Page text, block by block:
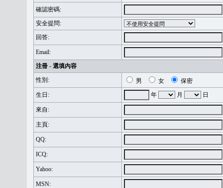
確認密碼:
安全提問:
回答:
Email:
注冊 - 選填內容
性別:
男 女
保密
生日:
年 月 日
來自:
主頁:
QQ:
ICQ:
Yahoo:
MSN: